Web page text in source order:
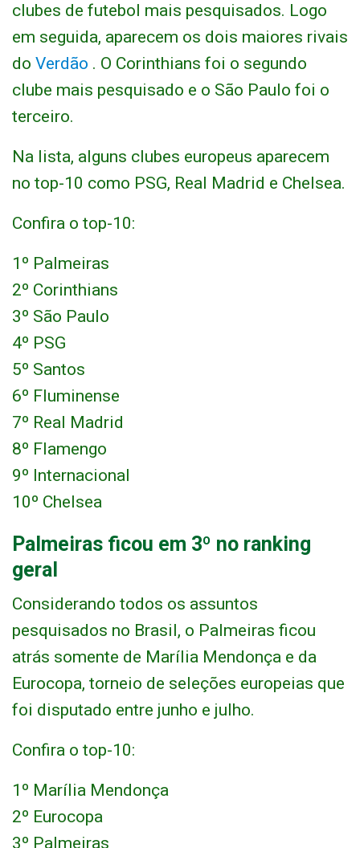
clubes de futebol mais pesquisados. Logo
em seguida, aparecem os dois maiores rivais
do Verdão . O Corinthians foi o segundo
clube mais pesquisado e o São Paulo foi o
terceiro.
Na lista, alguns clubes europeus aparecem
no top-10 como PSG, Real Madrid e Chelsea.
Confira o top-10:
1º Palmeiras
2º Corinthians
3º São Paulo
4º PSG
5º Santos
6º Fluminense
7º Real Madrid
8º Flamengo
9º Internacional
10º Chelsea
Palmeiras ficou em 3º no ranking
geral
Considerando todos os assuntos
pesquisados no Brasil, o Palmeiras ficou
atrás somente de Marília Mendonça e da
Eurocopa, torneio de seleções europeias que
foi disputado entre junho e julho.
Confira o top-10:
1º Marília Mendonça
2º Eurocopa
3º Palmeiras